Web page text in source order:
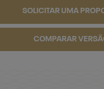
SOLICITAR UMA
COMPARAR